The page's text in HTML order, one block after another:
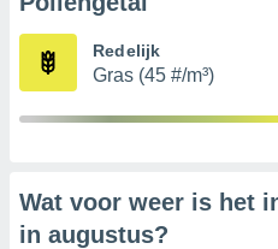
partners Redelijk
Gras (45 #/m³)
Wat voor weer is het
in augustus?